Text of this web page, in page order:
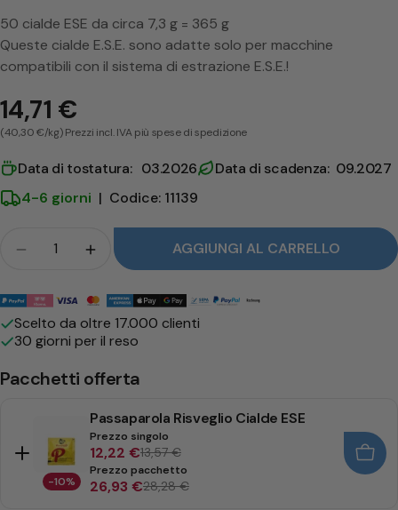
S
E
50 cialde ESE da circa 7,3 g = 365 g
Queste cialde E.S.E. sono adatte solo per macchine
compatibili con il sistema di estrazione E.S.E.!
14,71 €
(40,30 €/kg) Prezzi incl. IVA più spese di spedizione
Data di tostatura: 03.2026
Data di scadenza: 09.2027
4-6 giorni | Codice: 11139
Quantità per Kimbo Capri Cialde ESE ridurre
Quantità per Kimbo Capri Cialde ESE
AGGIUNGI AL CARRELLO
Metodi
di
pagamento
Scelto da oltre 17.000 clienti
30 giorni per il reso
Pacchetti offerta
-10%
Passaparola Risveglio Cialde ESE
Prezzo singolo
12,22 €13,57 €
Prezzo pacchetto
28,28 €
26,93 €